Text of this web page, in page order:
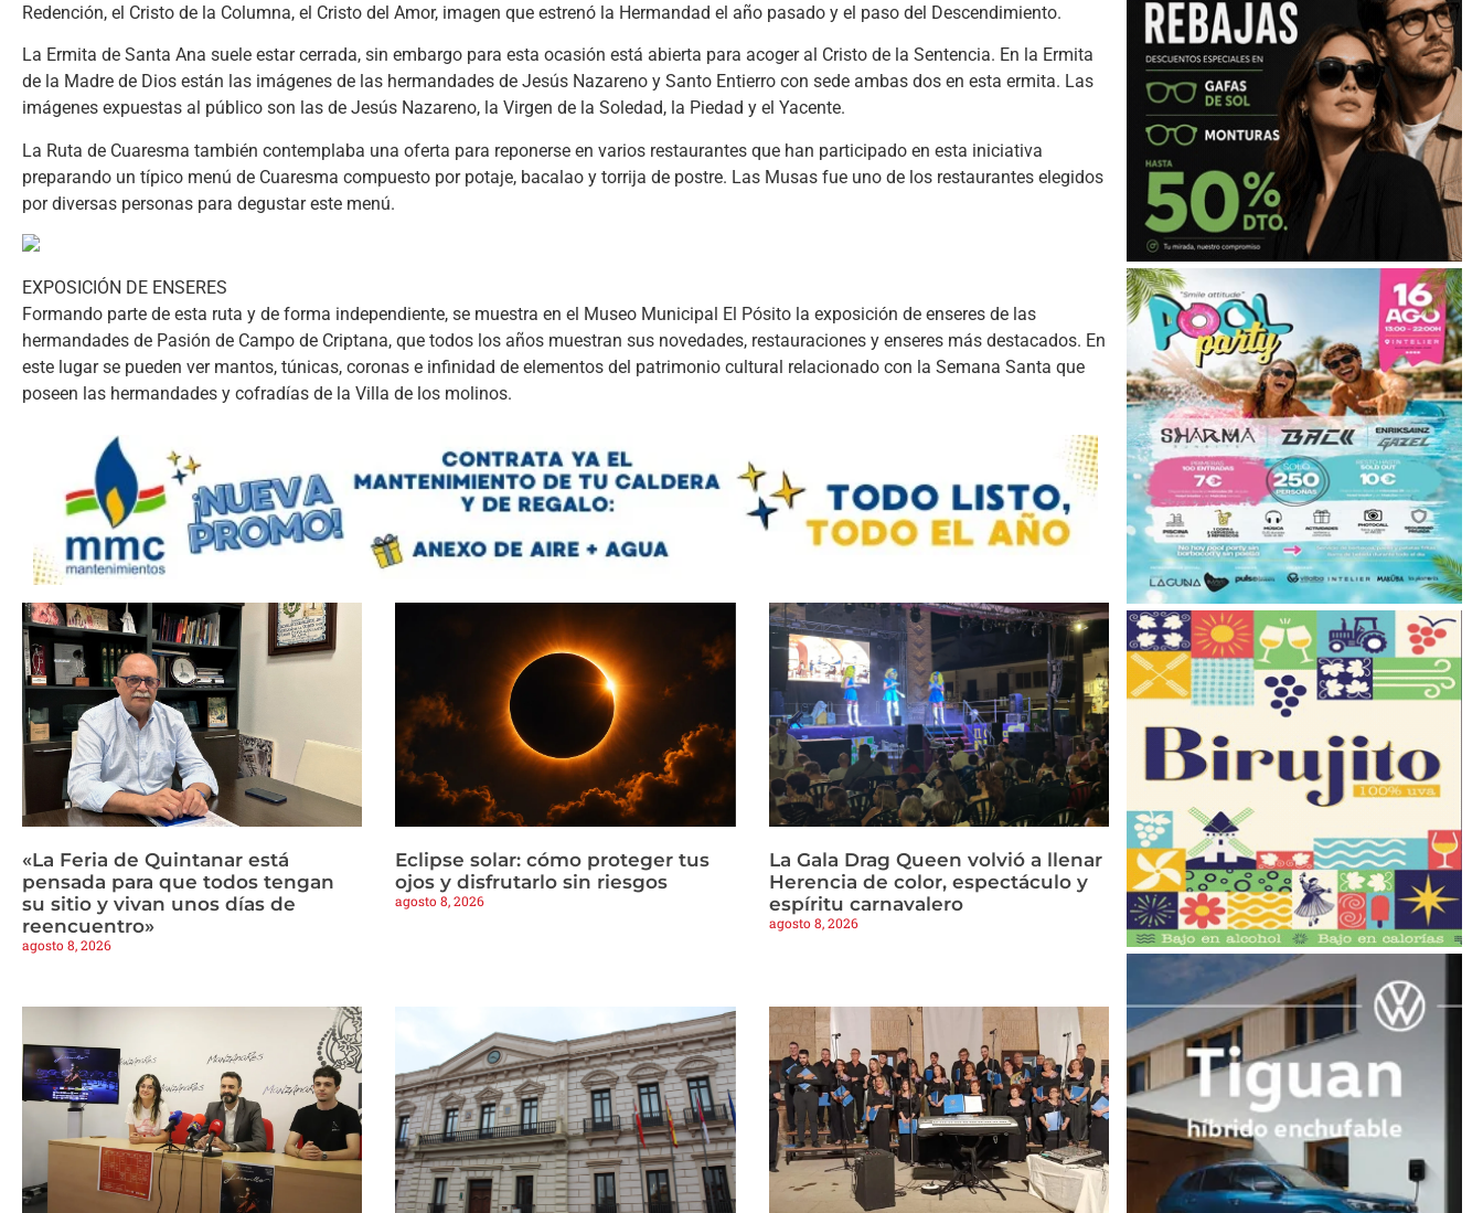
Redención, el Cristo de la Columna, el Cristo del Amor, imagen que estrenó la Hermandad el año pasado y el paso del Descendimiento.
La Ermita de Santa Ana suele estar cerrada, sin embargo para esta ocasión está abierta para acoger al Cristo de la Sentencia. En la Ermita
de la Madre de Dios están las imágenes de las hermandades de Jesús Nazareno y Santo Entierro con sede ambas dos en esta ermita. Las
imágenes expuestas al público son las de Jesús Nazareno, la Virgen de la Soledad, la Piedad y el Yacente.
La Ruta de Cuaresma también contemplaba una oferta para reponerse en varios restaurantes que han participado en esta iniciativa
preparando un típico menú de Cuaresma compuesto por potaje, bacalao y torrija de postre. Las Musas fue uno de los restaurantes elegidos
por diversas personas para degustar este menú.
EXPOSICIÓN DE ENSERES
Formando parte de esta ruta y de forma independiente, se muestra en el Museo Municipal El Pósito la exposición de enseres de las
hermandades de Pasión de Campo de Criptana, que todos los años muestran sus novedades, restauraciones y enseres más destacados. En
este lugar se pueden ver mantos, túnicas, coronas e infinidad de elementos del patrimonio cultural relacionado con la Semana Santa que
poseen las hermandades y cofradías de la Villa de los molinos.
«La Feria de Quintanar está
pensada para que todos tengan
su sitio y vivan unos días de
reencuentro»
agosto 8, 2026
Eclipse solar: cómo proteger tus
ojos y disfrutarlo sin riesgos
agosto 8, 2026
La Gala Drag Queen volvió a llenar
Herencia de color, espectáculo y
espíritu carnavalero
agosto 8, 2026